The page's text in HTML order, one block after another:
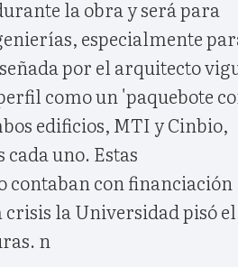
la obra y será para
especialmente
por el arquitecto
como un 'paquebote
edificios, MTI y Cinbio,
uno. Estas
contaban con financiación
crisis la Universidad pisó el
n